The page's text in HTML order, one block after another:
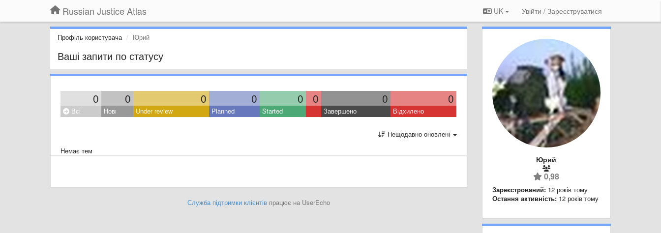
Russian Justice Atlas UK Увійти / Зареєструватися
Профіль користувача Юрий
Ваші запити по статусу
0 0 0 0 0 0 0 0
Всі Нові Under review Planned Started Завершено Відхилено
Нещодавно оновлені
Немає тем
Служба підтримки клієнтівпрацює на UserEcho
Юрий
0,98
Зареєстрований: 12 років тому
Остання активність: 12 років тому